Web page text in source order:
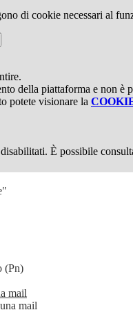
di cookie necessari al
della piattaforma e non è
potete visionare la
È possibile
(Pn)
mail
mail